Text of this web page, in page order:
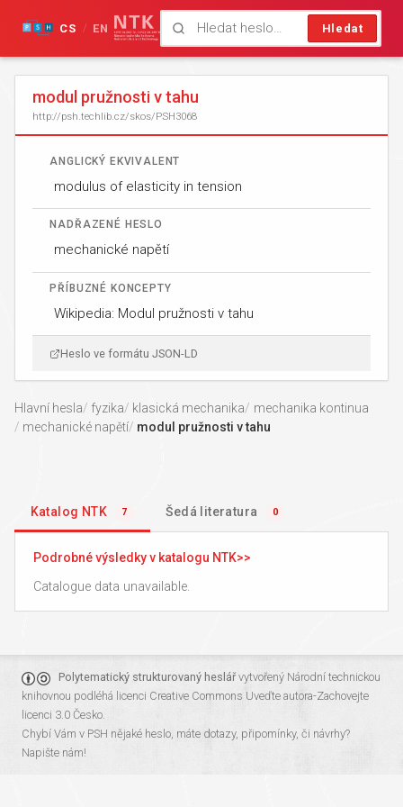
Hledat
CS / EN
modul pružnosti v tahu
http://psh.techlib.cz/skos/PSH3068
ANGLICKÝ EKVIVALENT
modulus of elasticity in tension
NADŘAZENÉ HESLO
mechanické napětí
PŘÍBUZNÉ KONCEPTY
Wikipedia: Modul pružnosti v tahu
Heslo ve formátu JSON-LD
Hlavní hesla fyzika klasická mechanika
mechanika kontinua
mechanické napětí
modul pružnosti v tahu
Katalog NTK 7 Šedá literatura 0
Podrobné výsledky v katalogu NTK
Catalogue data unavailable.
Polytematický strukturovaný heslářvytvořený Národní technickou
knihovnou podléhá licenci Creative Commons Uveďte autora-Zachovejte
licenci 3.0 Česko.
Chybí Vám v PSH nějaké heslo, máte dotazy, připomínky, či návrhy?
Napište nám!